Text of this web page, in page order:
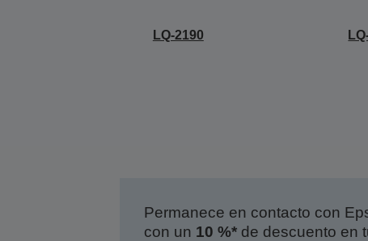
LQ-2190
Permanece en contacto con
con un 10 %*de descuento en